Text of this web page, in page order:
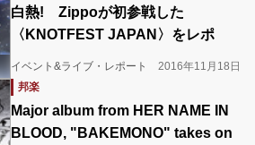
白熱! Zippoが初参戦した
〈KNOTFEST JAPAN〉をレポ
イベント&ライブ・レポート
2016年11月18日
邦楽
Major album from HER NAME IN
BLOOD, "BAKEMONO" takes on